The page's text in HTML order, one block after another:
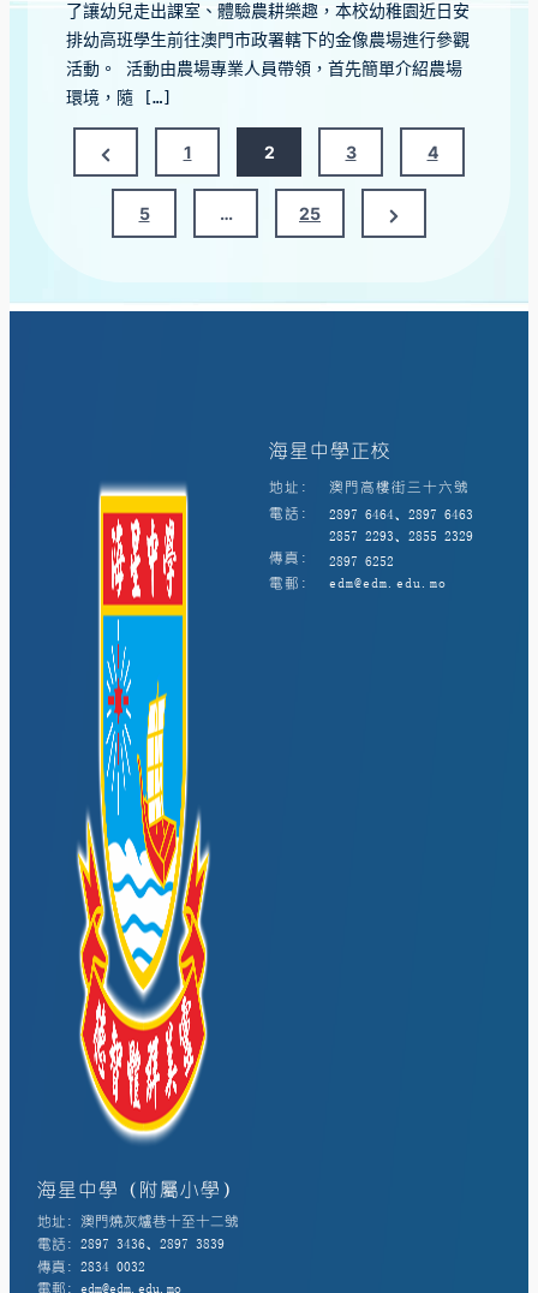
了讓幼兒走出課室、體驗農耕樂趣，本校幼稚園近日安
排幼高班學生前往澳門市政署轄下的金像農場進行參觀
活動。 活動由農場專業人員帶領，首先簡單介紹農場
環境，隨 […]
文
章
Previous
Page
1 2 3 4
5 … 25
Next
Page
海星中學正校
地址:
澳門高樓街三十六號
電話:
2897 6464、2897 6463
2857 2293、2855 2329
傳真:
2897 6252
電郵:
edm@edm.edu.mo
海星中學（附屬小學）
地址: 澳門燒灰爐巷十至十二號
電話: 2897 3436、2897 3839
傳真: 2834 0032
電郵: edm@edm.edu.mo